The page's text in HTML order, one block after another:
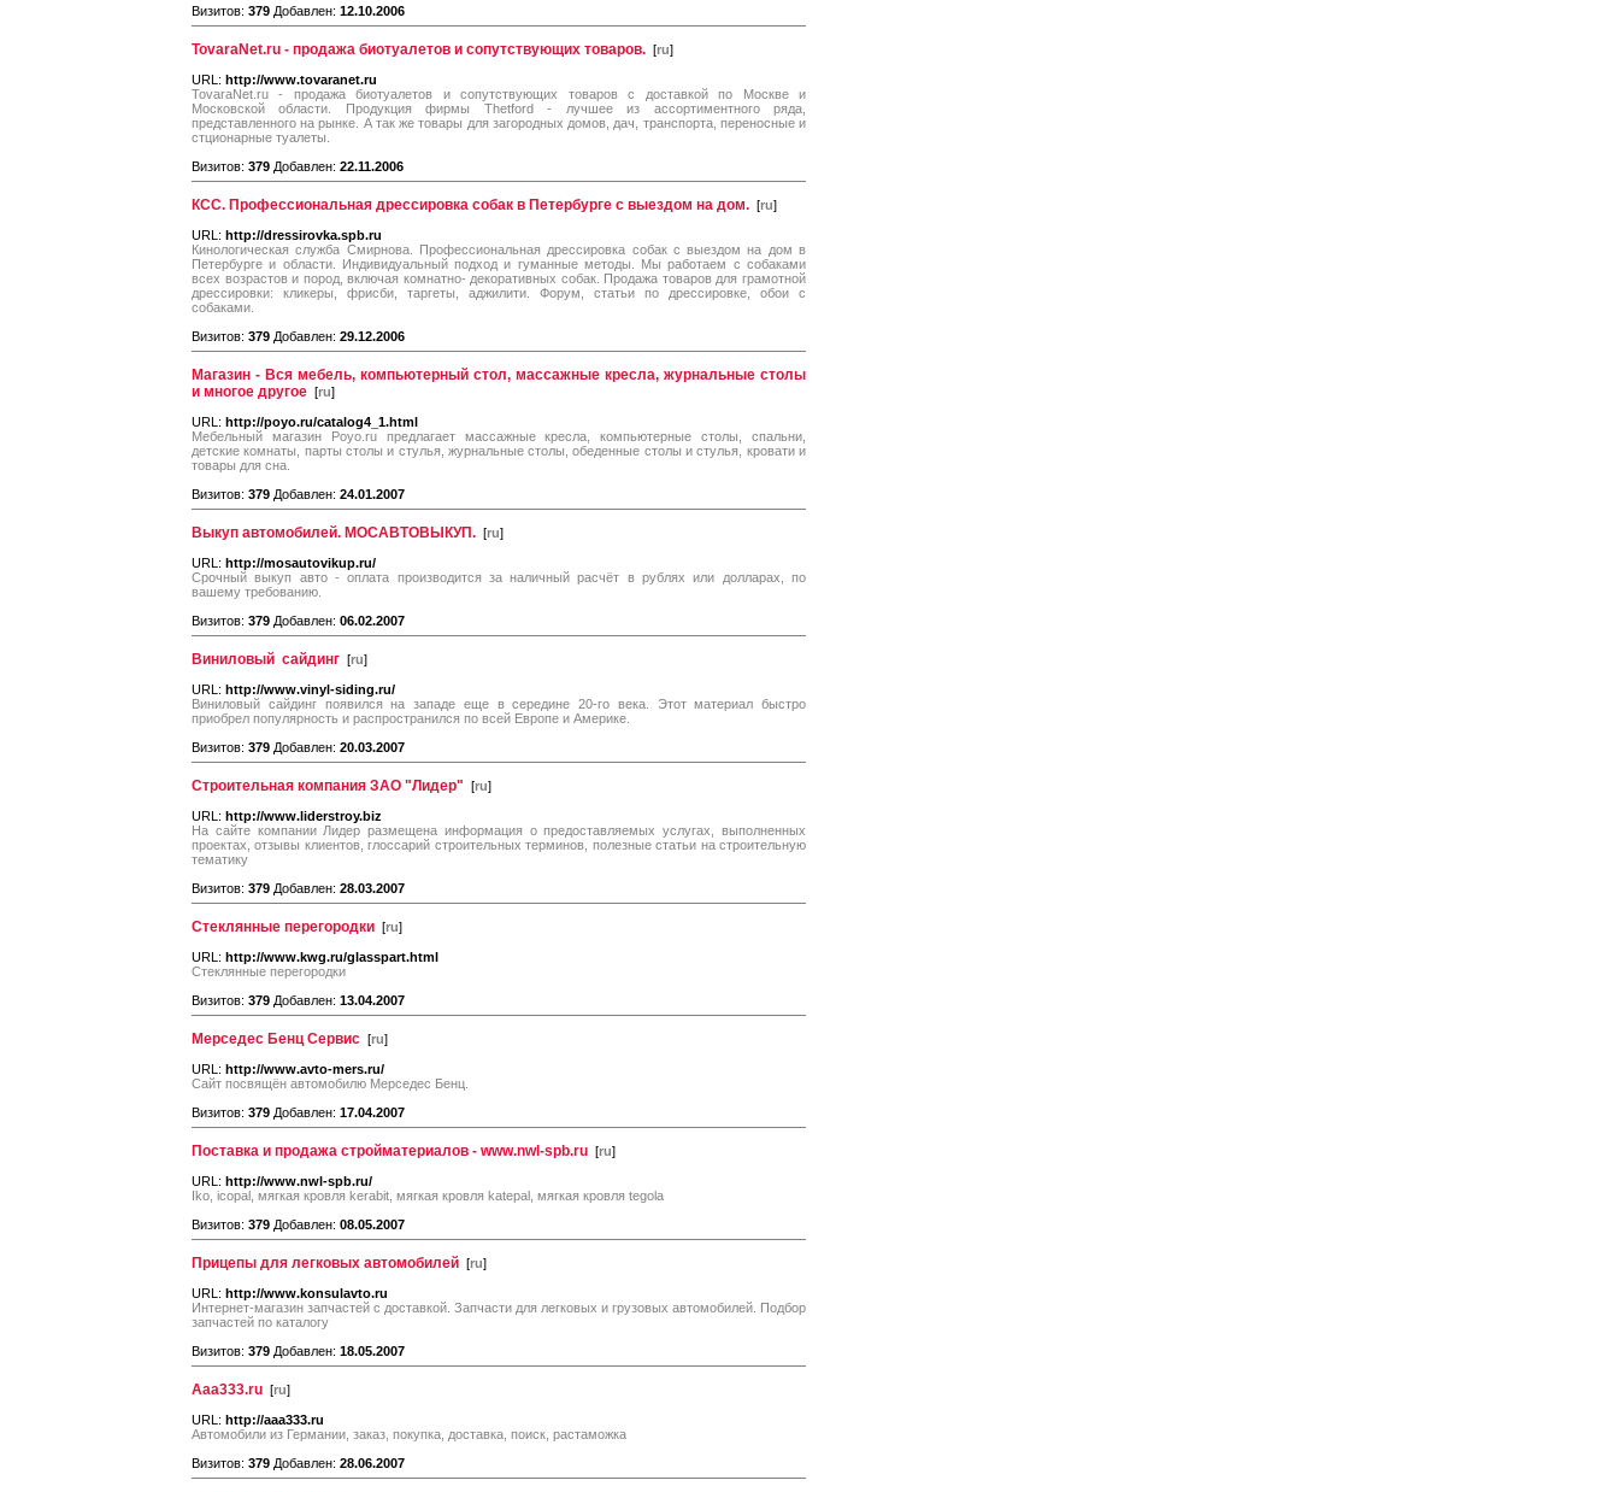
Визитов: 379 Добавлен: 12.10.2006
TovaraNet.ru - продажа биотуалетов и сопутствующих товаров. [ru]
URL: http://www.tovaranet.ru
TovaraNet.ru - продажа биотуалетов и сопутствующих товаров с доставкой по Москве и
Московской области. Продукция фирмы Thetford - лучшее из ассортиментного ряда,
представленного на рынке. А так же товары для загородных домов, дач, транспорта, переносные и
стционарные туалеты.
Визитов: 379 Добавлен: 22.11.2006
КСС. Профессиональная дрессировка собак в Петербурге с выездом на дом. [ru]
URL: http://dressirovka.spb.ru
Кинологическая служба Смирнова. Профессиональная дрессировка собак с выездом на дом в
Петербурге и области. Индивидуальный подход и гуманные методы. Мы работаем с собаками
всех возрастов и пород, включая комнатно- декоративных собак. Продажа товаров для грамотной
дрессировки: кликеры, фрисби, таргеты, аджилити. Форум, статьи по дрессировке, обои с
собаками.
Визитов: 379 Добавлен: 29.12.2006
Магазин - Вся мебель, компьютерный стол, массажные кресла, журнальные столы
и многое другое [ru]
URL: http://poyo.ru/catalog4_1.html
Мебельный магазин Poyo.ru предлагает массажные кресла, компьютерные столы, спальни,
детские комнаты, парты столы и стулья, журнальные столы, обеденные столы и стулья, кровати и
товары для сна.
Визитов: 379 Добавлен: 24.01.2007
Выкуп автомобилей. МОСАВТОВЫКУП. [ru]
URL: http://mosautovikup.ru/
Срочный выкуп авто - оплата производится за наличный расчёт в рублях или долларах, по
вашему требованию.
Визитов: 379 Добавлен: 06.02.2007
Виниловый сайдинг [ru]
URL: http://www.vinyl-siding.ru/
Виниловый сайдинг появился на западе еще в середине 20-го века. Этот материал быстро
приобрел популярность и распространился по всей Европе и Америке.
Визитов: 379 Добавлен: 20.03.2007
Строительная компания ЗАО "Лидер" [ru]
URL: http://www.liderstroy.biz
На сайте компании Лидер размещена информация о предоставляемых услугах, выполненных
проектах, отзывы клиентов, глоссарий строительных терминов, полезные статьи на строительную
тематику
Визитов: 379 Добавлен: 28.03.2007
Стеклянные перегородки [ru]
URL: http://www.kwg.ru/glasspart.html
Стеклянные перегородки
Визитов: 379 Добавлен: 13.04.2007
Мерседес Бенц Сервис [ru]
URL: http://www.avto-mers.ru/
Сайт посвящён автомобилю Мерседес Бенц.
Визитов: 379 Добавлен: 17.04.2007
Поставка и продажа стройматериалов - www.nwl-spb.ru [ru]
URL: http://www.nwl-spb.ru/
Iko, icopal, мягкая кровля kerabit, мягкая кровля katepal, мягкая кровля tegola
Визитов: 379 Добавлен: 08.05.2007
Прицепы для легковых автомобилей [ru]
URL: http://www.konsulavto.ru
Интернет-магазин запчастей с доставкой. Запчасти для легковых и грузовых автомобилей. Подбор
запчастей по каталогу
Визитов: 379 Добавлен: 18.05.2007
Aaa333.ru [ru]
URL: http://aaa333.ru
Автомобили из Германии, заказ, покупка, доставка, поиск, растаможка
Визитов: 379 Добавлен: 28.06.2007